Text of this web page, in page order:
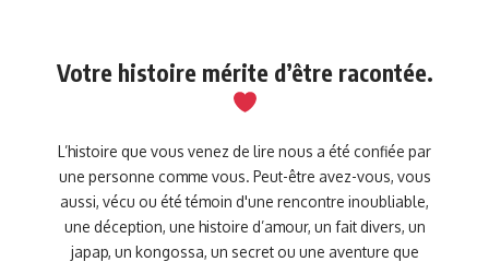
Votre histoire mérite d’être racontée.
L’histoire que vous venez de lire nous a été confiée par
une personne comme vous. Peut-être avez-vous, vous
aussi, vécu ou été témoin d'une rencontre inoubliable,
une déception, une histoire d’amour, un fait divers, un
japap, un kongossa, un secret ou une aventure que